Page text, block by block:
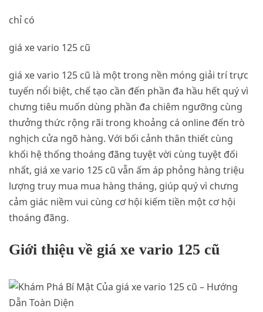
chỉ có
giá xe vario 125 cũ
giá xe vario 125 cũ là một trong nền móng giải trí trực
tuyến nổi biệt, chế tạo cần đến phần đa hầu hết quý vì
chưng tiêu muốn dùng phần đa chiêm ngưỡng cùng
thưởng thức rộng rãi trong khoảng cá online đến trò
nghịch cửa ngõ hàng. Với bối cảnh thân thiết cùng
khối hệ thống thoáng đãng tuyệt vời cùng tuyệt đối
nhất, giá xe vario 125 cũ vẫn ấm áp phỏng hàng triệu
lượng truy mua mua hàng tháng, giúp quý vì chưng
cảm giác niềm vui cùng cơ hội kiếm tiền một cơ hội
thoáng đãng.
Giới thiệu về giá xe vario 125 cũ